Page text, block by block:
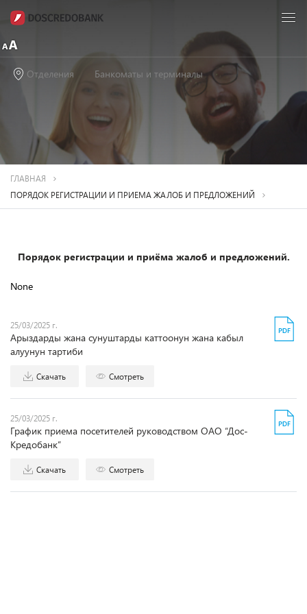
Отделения Банкоматы и терминалы
ГЛАВНАЯ
ПОРЯДОК РЕГИСТРАЦИИ И ПРИЕМА ЖАЛОБ И ПРЕДЛОЖЕНИЙ
Порядок регистрации и приёма жалоб и предложений.
None
25/03/2025 г.
Арыздарды жана сунуштарды каттоонун жана кабыл
алуунун тартиби
Скачать Смотреть
25/03/2025 г.
График приема посетителей руководством ОАО “Дос-
Кредобанк”
Скачать Смотреть